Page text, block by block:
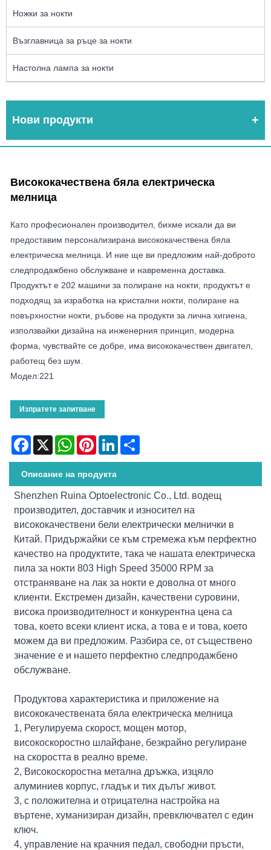
Ножки за нокти
Възглавница за ръце за нокти
Настолна лампа за нокти
Нови продукти
Висококачествена бяла електрическа
мелница
Като професионален производител, бихме искали да ви
предоставим персонализирана висококачествена бяла
електрическа мелница. И ние ще ви предложим най-доброто
следпродажбено обслужване и навременна доставка.
Продуктът е 202 машини за полиране на нокти, продуктът е
подходящ за изработка на кристални нокти, полиране на
повърхностни нокти, ръбове на продукти за лична хигиена,
използвайки дизайна на инженерния принцип, модерна
форма, чувствайте се добре, има висококачествен двигател,
работещ без шум.
Модел:221
Изпратете запитване
Facebook
X WhatsAppPinterestLinkedIn
Описание на продукта
Shenzhen Ruina Optoelectronic Co., Ltd. водещ
производител, доставчик и износител на
висококачествени бели електрически мелнички в
Китай. Придържайки се към стремежа към перфектно
качество на продуктите, така че нашата електрическа
пила за нокти 803 High Speed ​​35000 RPM за
отстраняване на лак за нокти е доволна от много
клиенти. Екстремен дизайн, качествени суровини,
висока производителност и конкурентна цена са
това, което всеки клиент иска, а това е и това, което
можем да ви предложим. Разбира се, от съществено
значение е и нашето перфектно следпродажбено
обслужване.
Продуктова характеристика и приложение на
висококачествената бяла електрическа мелница
1, Регулируема скорост, мощен мотор,
високоскоростно шлайфане, безкрайно регулиране
на скоростта в реално време.
2, Високоскоростна метална дръжка, изцяло
алуминиев корпус, гладък и тих дълъг живот.
3, с положителна и отрицателна настройка на
въртене, хуманизиран дизайн, превключвател с един
ключ.
4, управление на крачния педал, свободни пръсти,